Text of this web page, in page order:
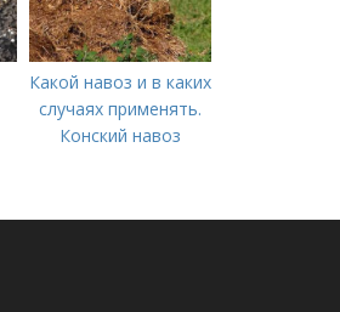
Какой навоз и в каких
случаях применять.
Конский навоз